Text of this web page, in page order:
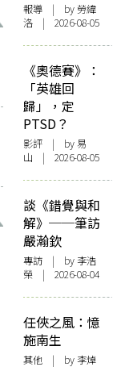
報導 | by 勞緯
洛 | 2026-08-05
《奧德賽》：
「英雄回
歸」，定
PTSD？
影評 | by 易
山 | 2026-08-05
談《錯覺與和
解》──筆訪
嚴瀚欽
專訪 | by 李浩
榮 | 2026-08-04
任俠之風：憶
施南生
其他 | by 李焯